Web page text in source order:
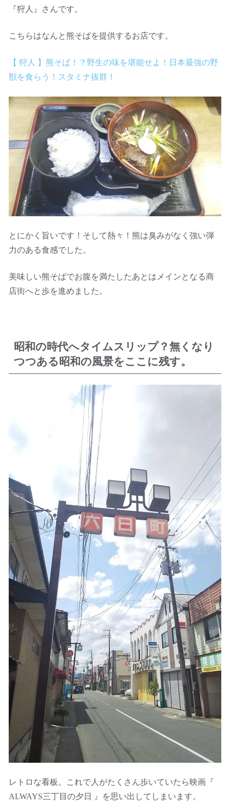
『狩人』さんです。
こちらはなんと熊そばを提供するお店です。
【 狩人 】熊そば！？野生の味を堪能せよ！日本最強の野
獣を食らう！スタミナ抜群！
とにかく旨いです！そして熱々！熊は臭みがなく強い弾
力のある食感でした。
美味しい熊そばでお腹を満たしたあとはメインとなる商
店街へと歩を進めました。
昭和の時代へタイムスリップ？無くなり
つつある昭和の風景をここに残す。
レトロな看板。これで人がたくさん歩いていたら映画『
ALWAYS三丁目の夕日 』を思い出してしまいます。